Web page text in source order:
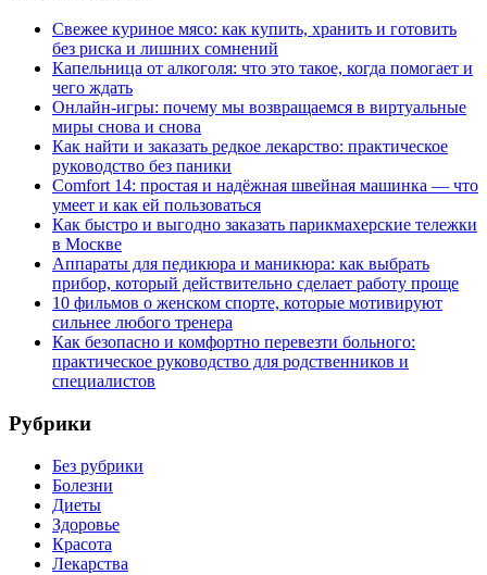
Свежее куриное мясо: как купить, хранить и готовить
без риска и лишних сомнений
Капельница от алкоголя: что это такое, когда помогает и
чего ждать
Онлайн-игры: почему мы возвращаемся в виртуальные
миры снова и снова
Как найти и заказать редкое лекарство: практическое
руководство без паники
Comfort 14: простая и надёжная швейная машинка — что
умеет и как ей пользоваться
Как быстро и выгодно заказать парикмахерские тележки
в Москве
Аппараты для педикюра и маникюра: как выбрать
прибор, который действительно сделает работу проще
10 фильмов о женском спорте, которые мотивируют
сильнее любого тренера
Как безопасно и комфортно перевезти больного:
практическое руководство для родственников и
специалистов
Рубрики
Без рубрики
Болезни
Диеты
Здоровье
Красота
Лекарства